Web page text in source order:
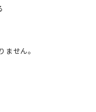
せん。